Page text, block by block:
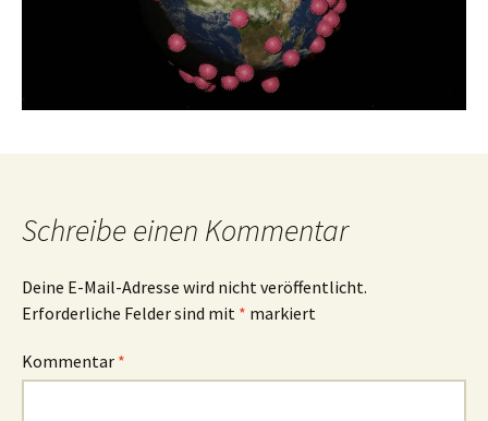
Schreibe einen Kommentar
Deine E-Mail-Adresse wird nicht veröffentlicht.
Erforderliche Felder sind mit * markiert
Kommentar *